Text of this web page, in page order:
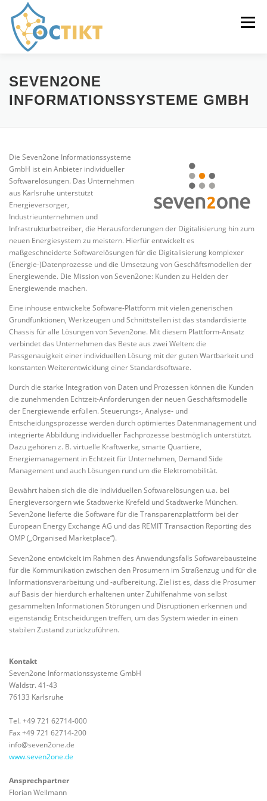
zum
Inhalt
Menü
STARTSEITE DAS PROJEKT OCTIKT
SEVEN2ONE
INFORMATIONSSYSTEME GMBH
Die Seven2one Informationssysteme
GmbH ist ein Anbieter individueller
Softwarelösungen. Das Unternehmen
aus Karlsruhe unterstützt
Energieversorger,
Industrieunternehmen und
Infrastrukturbetreiber, die Herausforderungen der Digitalisierung hin zum
neuen Energiesystem zu meistern. Hierfür entwickelt es
maßgeschneiderte Softwarelösungen für die Digitalisierung komplexer
(Energie-)Datenprozesse und die Umsetzung von Geschäftsmodellen der
Energiewende. Die Mission von Seven2one: Kunden zu Helden der
Energiewende machen.
Eine inhouse entwickelte Software-Plattform mit vielen generischen
Grundfunktionen, Werkzeugen und Schnittstellen ist das standardisierte
Chassis für alle Lösungen von Seven2one. Mit diesem Plattform-Ansatz
verbindet das Unternehmen das Beste aus zwei Welten: die
Passgenauigkeit einer individuellen Lösung mit der guten Wartbarkeit und
konstanten Weiterentwicklung einer Standardsoftware.
Durch die starke Integration von Daten und Prozessen können die Kunden
die zunehmenden Echtzeit-Anforderungen der neuen Geschäftsmodelle
der Energiewende erfüllen. Steuerungs-, Analyse- und
Entscheidungsprozesse werden durch optimiertes Datenmanagement und
integrierte Abbildung individueller Fachprozesse bestmöglich unterstützt.
Dazu gehören z. B. virtuelle Kraftwerke, smarte Quartiere,
Energiemanagement in Echtzeit für Unternehmen, Demand Side
Management und auch Lösungen rund um die Elektromobilität.
Bewährt haben sich die die individuellen Softwarelösungen u.a. bei
Energieversorgern wie Stadtwerke Krefeld und Stadtwerke München.
Seven2one lieferte die Software für die Transparenzplattform bei der
European Energy Exchange AG und das REMIT Transaction Reporting des
OMP („Organised Marketplace“).
Seven2one entwickelt im Rahmen des Anwendungsfalls Softwarebausteine
für die Kommunikation zwischen den Prosumern im Straßenzug und für die
Informationsverarbeitung und -aufbereitung. Ziel ist es, dass die Prosumer
auf Basis der hierdurch erhaltenen unter Zuhilfenahme von selbst
gesammelten Informationen Störungen und Disruptionen erkennen und
eigenständig Entscheidungen treffen, um das System wieder in einen
stabilen Zustand zurückzuführen.
Kontakt
Seven2one Informationssysteme GmbH
Waldstr. 41-43
76133 Karlsruhe
Tel. +49 721 62714-000
Fax +49 721 62714-200
info@seven2one.de
www.seven2one.de
Ansprechpartner
Florian Wellmann